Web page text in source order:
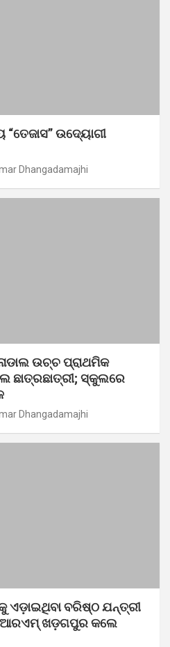
ଉଦ୍ୟୋଗୀ
Dhangadamajhi
ଉଚ୍ଚ ପ୍ରାଥମିକ
ଛାତ୍ରଛାତ୍ରୀ; ସ୍କୁଲରେ
Dhangadamajhi
ଏଡ଼ାଇଥିବା ବରିଷ୍ଠ ଯନ୍ତ୍ରୀ
ଖଡ଼ଗପୁର କଲେ